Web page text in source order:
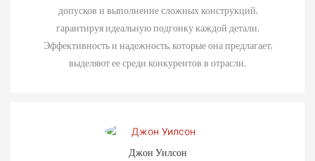
допусков и выполнение сложных конструкций,
гарантируя идеальную подгонку каждой детали.
Эффективность и надежность, которые она предлагает,
выделяют ее среди конкурентов в отрасли.
Джон Уилсон